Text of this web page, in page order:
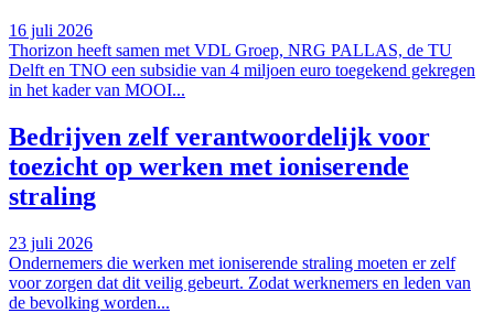
16 juli 2026
Thorizon heeft samen met VDL Groep, NRG PALLAS, de TU
Delft en TNO een subsidie van 4 miljoen euro toegekend gekregen
in het kader van MOOI...
Bedrijven zelf verantwoordelijk voor
toezicht op werken met ioniserende
straling
23 juli 2026
Ondernemers die werken met ioniserende straling moeten er zelf
voor zorgen dat dit veilig gebeurt. Zodat werknemers en leden van
de bevolking worden...